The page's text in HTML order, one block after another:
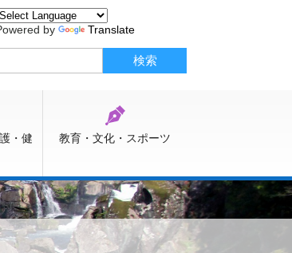
by Translate
・健
教育・文化・スポーツ